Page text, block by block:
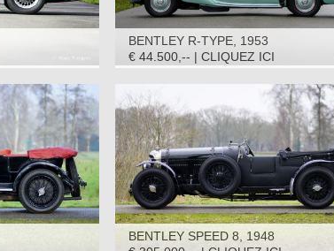
BENTLEY R-TYPE, 1953
€ 44.500,-- | CLIQUEZ ICI
BENTLEY SPEED 8, 1948